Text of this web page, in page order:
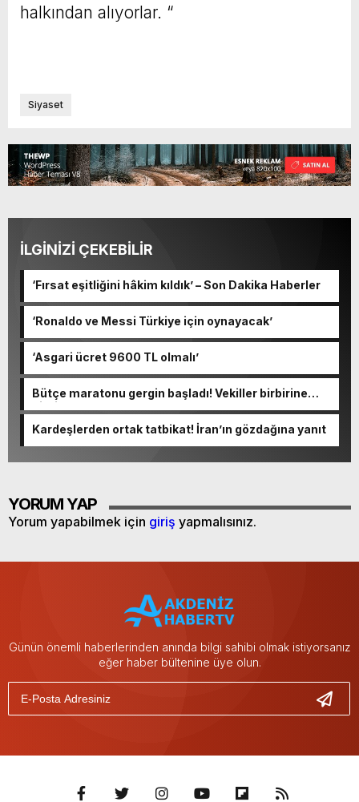
halkından alıyorlar. “
Siyaset
İLGİNİZİ ÇEKEBİLİR
‘Fırsat eşitliğini hâkim kıldık’ – Son Dakika Haberler
‘Ronaldo ve Messi Türkiye için oynayacak’
‘Asgari ücret 9600 TL olmalı’
Bütçe maratonu gergin başladı! Vekiller birbirine
girdi
Kardeşlerden ortak tatbikat! İran’ın gözdağına yanıt
YORUM YAP
Yorum yapabilmek için giriş yapmalısınız.
Günün önemli haberlerinden anında bilgi sahibi olmak istiyorsanız
eğer haber bültenine üye olun.